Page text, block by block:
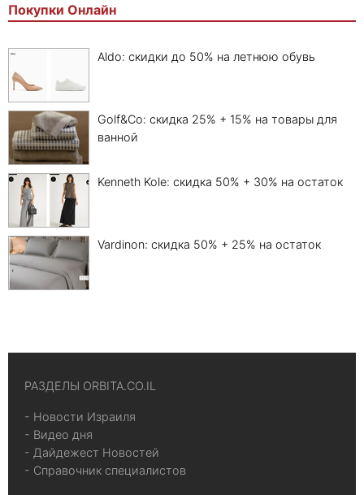
Покупки Онлайн
Aldo: скидки до 50% на летнюю обувь
Golf&Co: скидка 25% + 15% на товары для
ванной
Kenneth Kole: скидка 50% + 30% на остаток
Vardinon: скидка 50% + 25% на остаток
РАЗДЕЛЫ ORBITA.CO.IL
- Новости Израиля
- Видео дня
- Дайдежест Новостей
- Справочник специалистов